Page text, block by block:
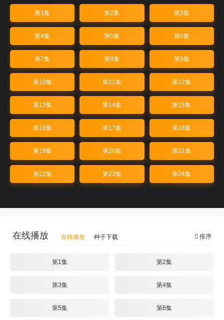
第1集 第2集 第3集
第4集 第5集 第6集
第7集 第8集 第9集
第10集 第11集 第12集
第13集 第14集 第15集
第16集 第17集 第18集
第19集 第20集 第21集
第22集 第23集 第24集
排序
在线播放 在线播放 种子下载
第1集 第2集
第3集 第4集
第5集 第6集